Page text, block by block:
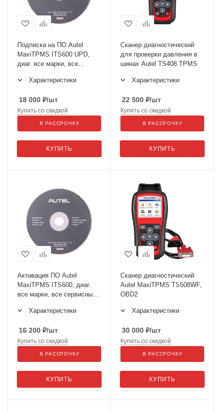
Подписка на ПО Autel
MaxiTPMS ITS600 UPD,
диаг. все марки, все
Характеристики
18 000 ₽/шт
КУПИТЬ
Купить со скидкой
В РАССРОЧКУ
Сканер диагностический
для проверки давления в
шинах Autel TS408 TPMS
Характеристики
22 500 ₽/шт
КУПИТЬ
Купить со скидкой
В РАССРОЧКУ
Активация ПО Autel
MaxiTPMS ITS600, диаг.
все марки, все сервисные
Характеристики
16 200 ₽/шт
КУПИТЬ
Купить со скидкой
В РАССРОЧКУ
Сканер диагностический
Autel MaxiTPMS TS508WF,
OBD2
Характеристики
30 000 ₽/шт
КУПИТЬ
Купить со скидкой
В РАССРОЧКУ